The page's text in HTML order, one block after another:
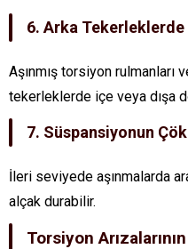
6. Arka
Aşınmış torsiyon rulmanları
tekerleklerde içe veya dışa
7. Süspansiyonun
İleri seviyede aşınmalarda
alçak durabilir.
Torsiyon